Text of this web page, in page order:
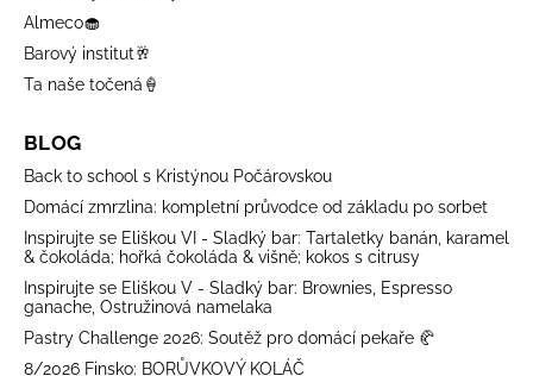
Almeco🧁
Barový institut🥂
Ta naše točená🍦
BLOG
Back to school s Kristýnou Počárovskou
Domácí zmrzlina: kompletní průvodce od základu po sorbet
Inspirujte se Eliškou VI - Sladký bar: Tartaletky banán, karamel
& čokoláda; hořká čokoláda & višně; kokos s citrusy
Inspirujte se Eliškou V - Sladký bar: Brownies, Espresso
ganache, Ostružinová namelaka
Pastry Challenge 2026: Soutěž pro domácí pekaře 🥐
8/2026 Finsko: BORŮVKOVÝ KOLÁČ